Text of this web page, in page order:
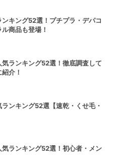
キング52選！プチプラ・デパコ
商品も登場！
ランキング52選！徹底調査して
介！
ンキング52選【速乾・くせ毛・
ランキング52選！初心者・メン